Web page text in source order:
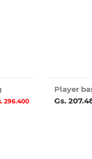
296.400
Player
Gs.